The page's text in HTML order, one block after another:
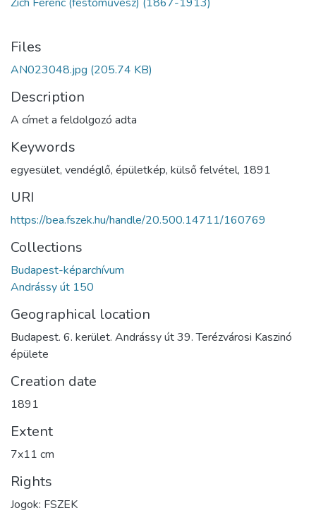
Files
AN023048.jpg (205.74 KB)
Description
A címet a feldolgozó adta
Keywords
egyesület, vendéglő, épületkép, külső felvétel, 1891
URI
https://bea.fszek.hu/handle/20.500.14711/160769
Collections
Budapest-képarchívum
Andrássy út 150
Geographical location
Budapest. 6. kerület. Andrássy út 39. Terézvárosi Kaszinó
épülete
Creation date
1891
Extent
7x11 cm
Rights
Jogok: FSZEK